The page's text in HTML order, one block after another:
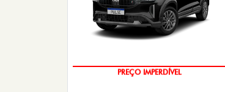
PREÇO IMPERDÍVEL